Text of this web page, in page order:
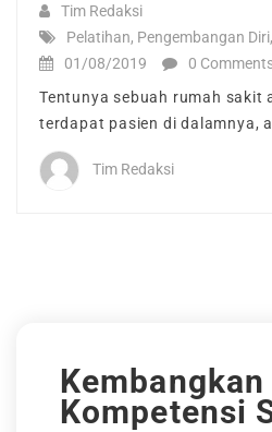
Tim Redaksi
Pelatihan, Pengembangan Diri,
01/08/2019
0
Tentunya sebuah rumah sakit
terdapat pasien di dalamnya,
Tim Redaksi
Kembangkan
Kompetensi